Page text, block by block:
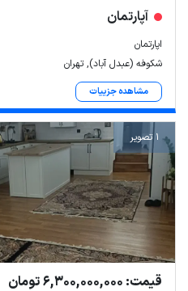
آپارتمان
اپارتمان
شکوفه (عبدل آباد), تهران
مشاهده جزییات
1 تصویر
قیمت: 6,300,000,000 تومان